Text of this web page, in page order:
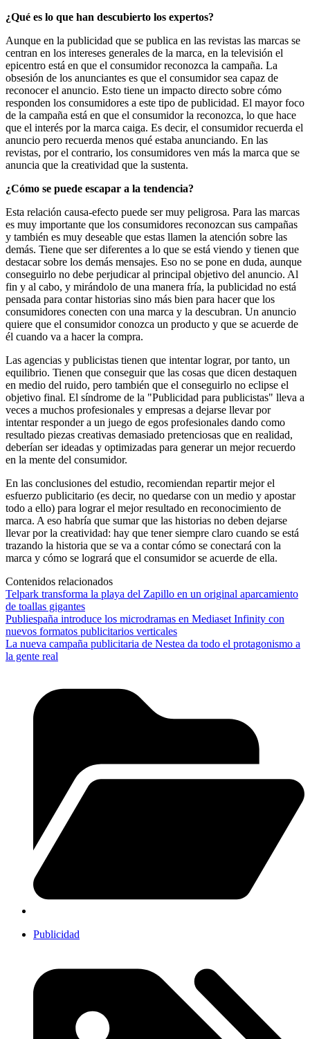
¿Qué es lo que han descubierto los expertos?
Aunque en la publicidad que se publica en las revistas las marcas se
centran en los intereses generales de la marca, en la televisión el
epicentro está en que el consumidor reconozca la campaña. La
obsesión de los anunciantes es que el consumidor sea capaz de
reconocer el anuncio. Esto tiene un impacto directo sobre cómo
responden los consumidores a este tipo de publicidad. El mayor foco
de la campaña está en que el consumidor la reconozca, lo que hace
que el interés por la marca caiga. Es decir, el consumidor recuerda el
anuncio pero recuerda menos qué estaba anunciando. En las
revistas, por el contrario, los consumidores ven más la marca que se
anuncia que la creatividad que la sustenta.
¿Cómo se puede escapar a la tendencia?
Esta relación causa-efecto puede ser muy peligrosa. Para las marcas
es muy importante que los consumidores reconozcan sus campañas
y también es muy deseable que estas llamen la atención sobre las
demás. Tiene que ser diferentes a lo que se está viendo y tienen que
destacar sobre los demás mensajes. Eso no se pone en duda, aunque
conseguirlo no debe perjudicar al principal objetivo del anuncio. Al
fin y al cabo, y mirándolo de una manera fría, la publicidad no está
pensada para contar historias sino más bien para hacer que los
consumidores conecten con una marca y la descubran. Un anuncio
quiere que el consumidor conozca un producto y que se acuerde de
él cuando va a hacer la compra.
Las agencias y publicistas tienen que intentar lograr, por tanto, un
equilibrio. Tienen que conseguir que las cosas que dicen destaquen
en medio del ruido, pero también que el conseguirlo no eclipse el
objetivo final. El síndrome de la "Publicidad para publicistas" lleva a
veces a muchos profesionales y empresas a dejarse llevar por
intentar responder a un juego de egos profesionales dando como
resultado piezas creativas demasiado pretenciosas que en realidad,
deberían ser ideadas y optimizadas para generar un mejor recuerdo
en la mente del consumidor.
En las conclusiones del estudio, recomiendan repartir mejor el
esfuerzo publicitario (es decir, no quedarse con un medio y apostar
todo a ello) para lograr el mejor resultado en reconocimiento de
marca. A eso habría que sumar que las historias no deben dejarse
llevar por la creatividad: hay que tener siempre claro cuando se está
trazando la historia que se va a contar cómo se conectará con la
marca y cómo se logrará que el consumidor se acuerde de ella.
Contenidos relacionados
Telpark transforma la playa del Zapillo en un original aparcamiento
de toallas gigantes
Publiespaña introduce los microdramas en Mediaset Infinity con
nuevos formatos publicitarios verticales
La nueva campaña publicitaria de Nestea da todo el protagonismo a
la gente real
Publicidad